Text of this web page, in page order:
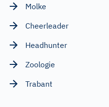
Molke
Cheerleader
Headhunter
Zoologie
Trabant